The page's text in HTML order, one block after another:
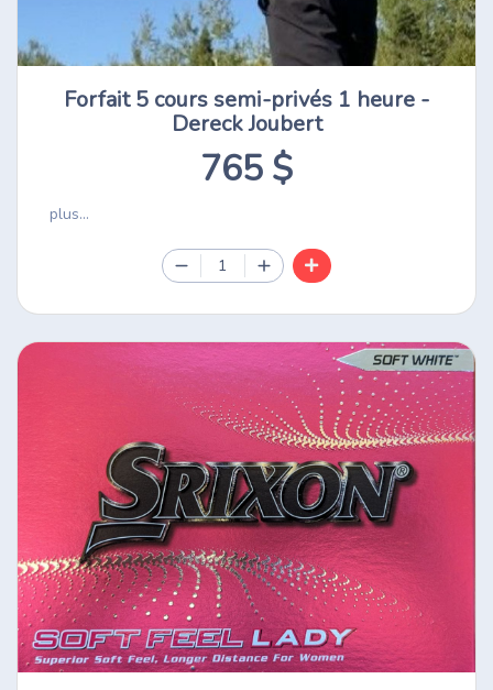
Forfait 5 cours semi-privés 1 heure -
Dereck Joubert
765 $
plus...
1